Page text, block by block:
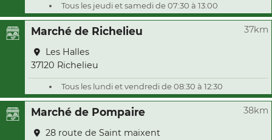
Tous les jeudi et samedi de 07:30 à 13:00
Marché de Richelieu 37km
Les Halles
37120 Richelieu
Tous les lundi et vendredi de 08:30 à 12:30
Marché de Pompaire 38km
28 route de Saint maixent